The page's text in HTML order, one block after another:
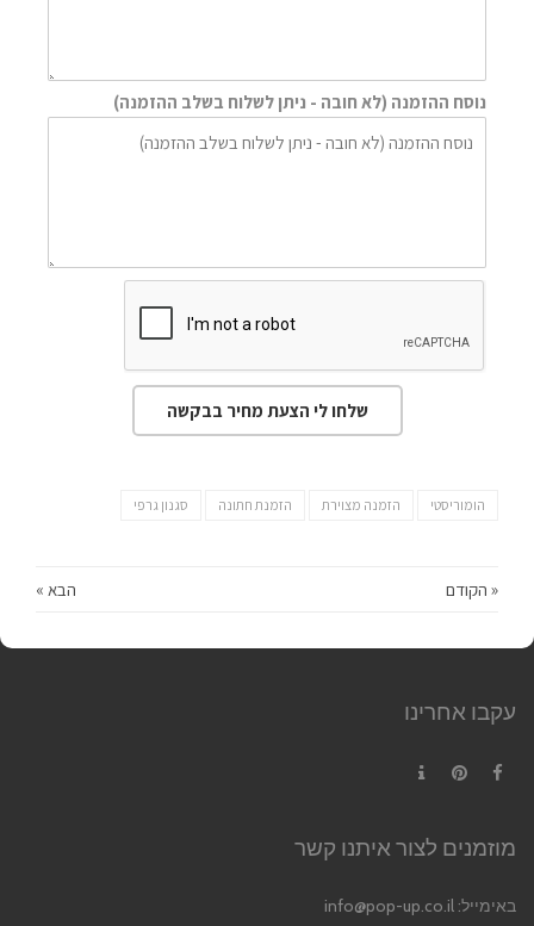
נוסח ההזמנה (לא חובה - ניתן לשלוח בשלב ההזמנה)
שלחו לי הצעת מחיר בבקשה
הומוריסטי הזמנה מצוירת הזמנת חתונה סגנון גרפי
« הקודם הבא »
עקבו אחרינו
מוזמנים לצור איתנו קשר
באימייל: info@pop-up.co.il